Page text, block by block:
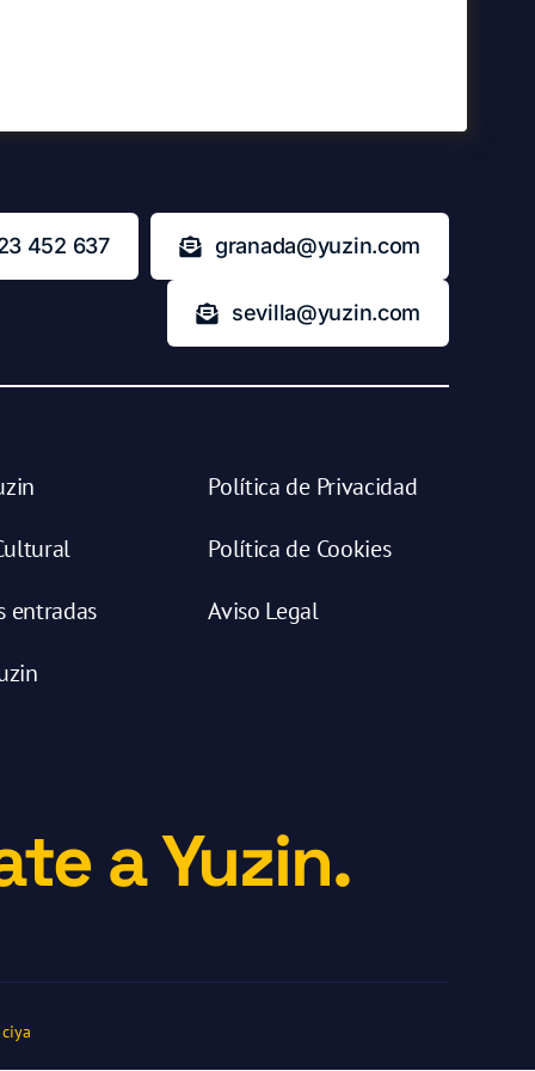
452 637 granada@yuzin.com
sevilla@yuzin.com
entradas
Política de Privacidad
Política de Cookies
Aviso Legal
a Yuzin.